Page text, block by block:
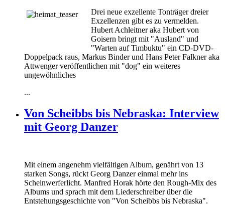
Drei neue exzellente Tonträger dreier
Exzellenzen gibt es zu vermelden.
Hubert Achleitner aka Hubert von
Goisern bringt mit "Ausland" und
"Warten auf Timbuktu" ein CD-DVD-
Doppelpack raus, Markus Binder und Hans Peter Falkner aka
Attwenger veröffentlichen mit "dog" ein weiteres
ungewöhnliches
...
Von Scheibbs bis Nebraska: Interview
mit Georg Danzer
Mit einem angenehm vielfältigen Album, genährt von 13
starken Songs, rückt Georg Danzer einmal mehr ins
Scheinwerferlicht. Manfred Horak hörte den Rough-Mix des
Albums und sprach mit dem Liederschreiber über die
Entstehungsgeschichte von "Von Scheibbs bis Nebraska".